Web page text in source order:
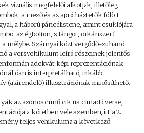
vizuális megfelelői alkotják, illetőleg
a mező és az apró háztetők fölött
a háború páncélistene, amint csuklójára
az égbolton, s lángot, orkánszerű
a mélybe. Szárnyai közt vergődő-zuhanó
a versvehikulum leíró részeinek jelentős
adekvát képi reprezentációnak
is interpretálható, inkább
(alárendelő) illusztrációnak minősíthető.
az azonos című ciklus címadó verse,
a kötetben vele szemben, itt a 2.
teljes vehikuluma a következő: